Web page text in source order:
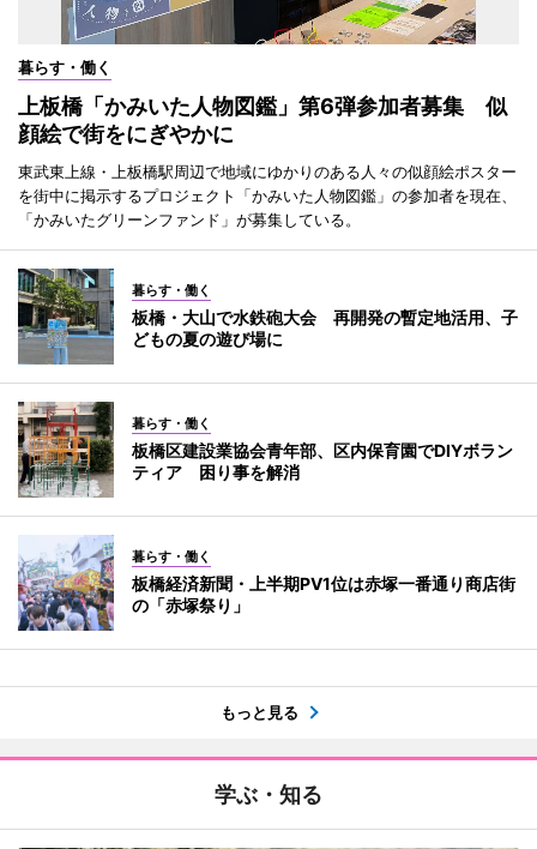
暮らす・働く
上板橋「かみいた人物図鑑」第6弾参加者募集 似
顔絵で街をにぎやかに
東武東上線・上板橋駅周辺で地域にゆかりのある人々の似顔絵ポスター
を街中に掲示するプロジェクト「かみいた人物図鑑」の参加者を現在、
「かみいたグリーンファンド」が募集している。
暮らす・働く
板橋・大山で水鉄砲大会 再開発の暫定地活用、子
どもの夏の遊び場に
暮らす・働く
板橋区建設業協会青年部、区内保育園でDIYボラン
ティア 困り事を解消
暮らす・働く
板橋経済新聞・上半期PV1位は赤塚一番通り商店街
の「赤塚祭り」
もっと見る
学ぶ・知る